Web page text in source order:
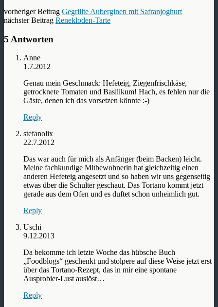
vorheriger Beitrag Gegrillte Auberginen mit Safranjoghurt
nächster Beitrag Renekloden-Tarte
5 Antworten
Anne
1.7.2012
Genau mein Geschmack: Hefeteig, Ziegenfrischkäse,
getrocknete Tomaten und Basilikum! Hach, es fehlen nur die
Gäste, denen ich das vorsetzen könnte :-)
Reply
stefanolix
22.7.2012
Das war auch für mich als Anfänger (beim Backen) leicht.
Meine fachkundige Mitbewohnerin hat gleichzeitig einen
anderen Hefeteig angesetzt und so haben wir uns gegenseitig
etwas über die Schulter geschaut. Das Tortano kommt jetzt
gerade aus dem Ofen und es duftet schon unheimlich gut.
Reply
Uschi
9.12.2013
Da bekomme ich letzte Woche das hübsche Buch
„Foodblogs“ geschenkt und stolpere auf diese Weise jetzt erst
über das Tortano-Rezept, das in mir eine spontane
Ausprobier-Lust auslöst…
Reply